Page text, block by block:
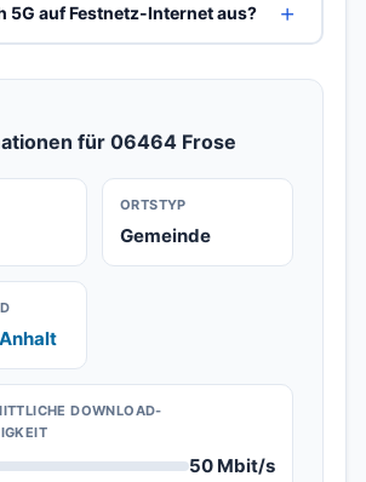
5G auf Festnetz-Internet aus?
für 06464 Frose
ORTSTYP
Gemeinde
DOWNLOAD-
50 Mbit/s